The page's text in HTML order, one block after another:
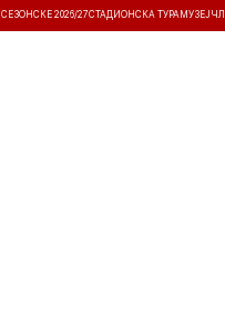
СЕЗОНСКЕ 2026/27СТАДИОНСКА ТУРА МУЗЕЈ